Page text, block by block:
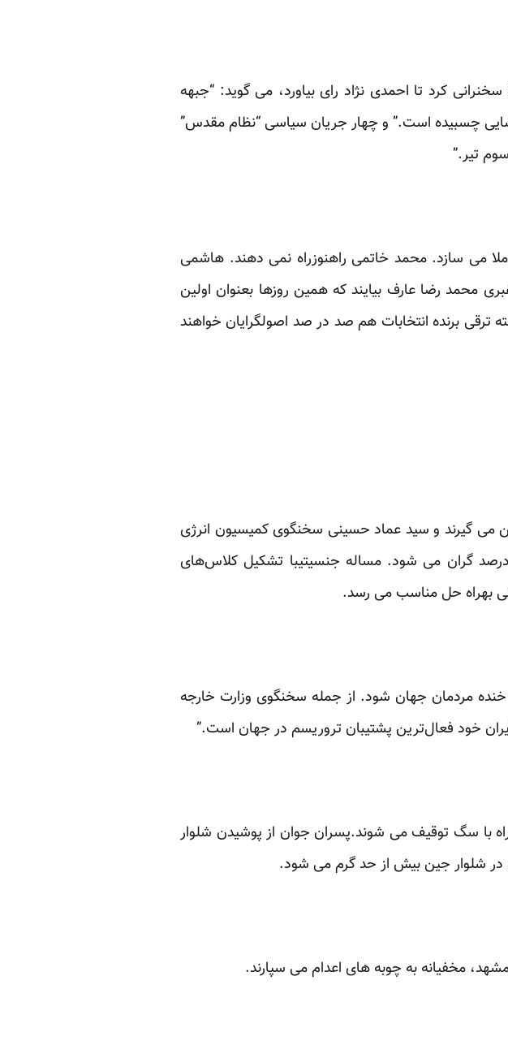
همان “عده” مذکور دارند برنامه آینده را می ریزند.حمید رسایی که 300 سخنرانی کرد تا احمدی نژاد رای بیاورد، می گوید: “جبهه
چسبیده است.” و چهار جریان سیاسی “نظام مقدس”
تیر.”
می سازد. محمد خاتمی راهنوزراه نمی دهند. هاشمی
محمد رضا عارف بیایند که همین روزها بعنوان اولین
ترقی برنده انتخابات هم صد در صد اصولگرایان خواهند
می گیرند و سید عماد حسینی سخنگوی کمیسیون انرژی
ازکسری۲۵ میلیون لیتر بنزین، خبر می دهد. قیمت لبنیات ۱۰ تا ۱۵ درصد گران می شود. مساله جنسیتیبا تشکیل کلاس‌های
بهراه حل مناسب می رسد.
خنده مردمان جهان شود. از جمله سخنگوی وزارت خارجه
خود فعال‌ترین پشتیبان تروریسم در جهان است.”
با سگ توقیف می شوند.پسران جوان از پوشیدن شلوار
در شلوار جین بیش از حد گرم می شود.